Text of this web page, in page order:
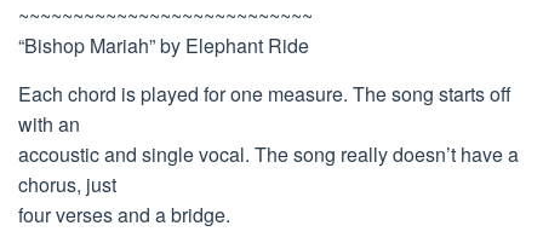
~~~~~~~~~~~~~~~~~~~~~~~~~~~
“Bishop Mariah” by Elephant Ride
Each chord is played for one measure. The song starts off
with an
accoustic and single vocal. The song really doesn’t have a
chorus, just
four verses and a bridge.